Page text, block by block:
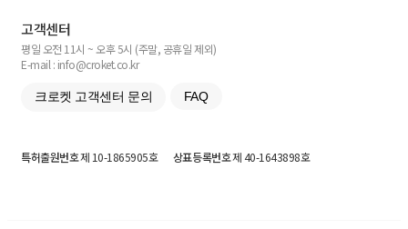
고객센터
평일 오전 11시 ~ 오후 5시 (주말, 공휴일 제외)
E-mail : info@croket.co.kr
크로켓 고객센터 문의 FAQ
특허출원번호제 10-1865905호 상표등록번호제 40-1643898호